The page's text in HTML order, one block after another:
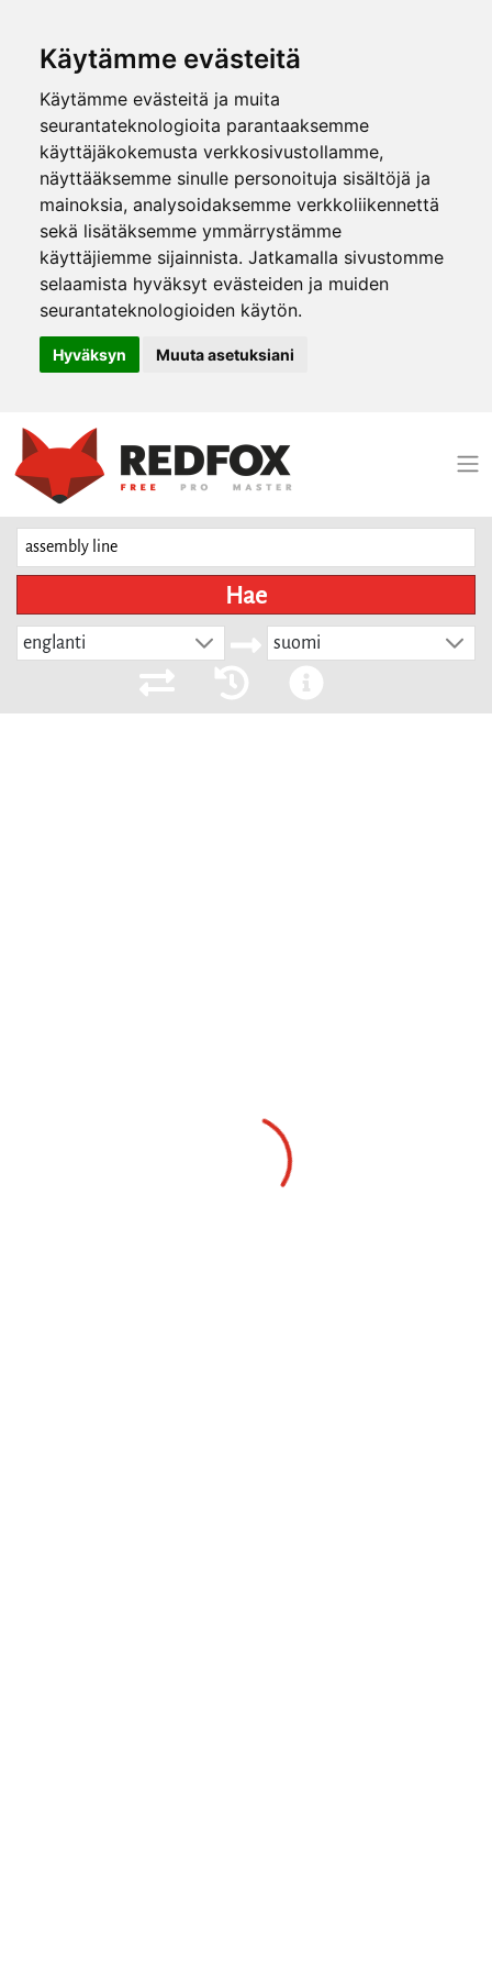
Käytämme evästeitä
Käytämme evästeitä ja muita
seurantateknologioita parantaaksemme
käyttäjäkokemusta verkkosivustollamme,
näyttääksemme sinulle personoituja sisältöjä ja
mainoksia, analysoidaksemme verkkoliikennettä
sekä lisätäksemme ymmärrystämme
käyttäjiemme sijainnista. Jatkamalla sivustomme
selaamista hyväksyt evästeiden ja muiden
seurantateknologioiden käytön.
Hyväksyn Muuta asetuksiani
Hae
englanti suomi